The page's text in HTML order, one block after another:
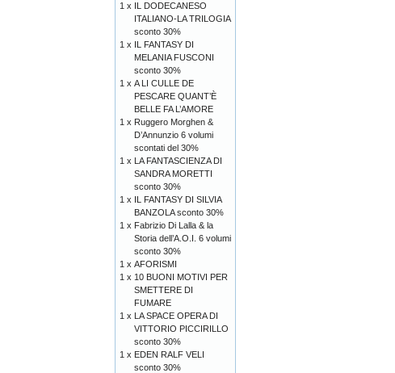
1 x IL DODECANESO
ITALIANO-LA TRILOGIA
sconto 30%
1 x IL FANTASY DI
MELANIA FUSCONI
sconto 30%
1 x A LI CULLE DE
PESCARE QUANT’È
BELLE FA L’AMORE
1 x Ruggero Morghen &
D’Annunzio 6 volumi
scontati del 30%
1 x LA FANTASCIENZA DI
SANDRA MORETTI
sconto 30%
1 x IL FANTASY DI SILVIA
BANZOLA sconto 30%
1 x Fabrizio Di Lalla & la
Storia dell’A.O.I. 6 volumi
sconto 30%
1 x AFORISMI
1 x 10 BUONI MOTIVI PER
SMETTERE DI
FUMARE
1 x LA SPACE OPERA DI
VITTORIO PICCIRILLO
sconto 30%
1 x EDEN RALF VELI
sconto 30%